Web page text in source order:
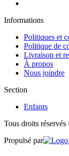
Informations
Politiques et
Politique de
Livraison et
À propos
Nous joindre
Section
Enfants
Tous droits
Propulsé par